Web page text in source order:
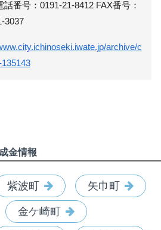
話番号：0191-21-8412 FAX番号：
3037
archive/c
金情報
紫波町 矢巾町
金ケ崎町